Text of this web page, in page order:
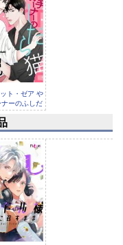
ト・ゼア や
ナーのふしだ
猫教...